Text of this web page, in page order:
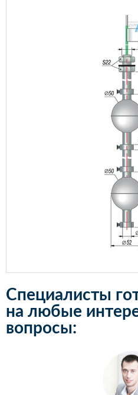
Специалисты
на любые
вопросы: